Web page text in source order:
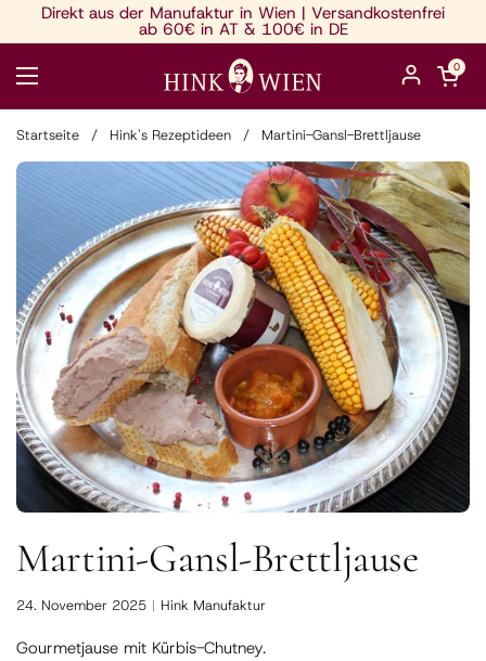
Zum Inhalt springen
Direkt aus der Manufaktur in Wien | Versandkostenfrei
ab 60€ in AT & 100€ in DE
Menü öffnen
Warenkorb
0
Startseite / Hink's Rezeptideen / Martini-Gansl-Brettljause
Martini-Gansl-Brettljause
24. November 2025 Hink Manufaktur
Gourmetjause mit Kürbis-Chutney.